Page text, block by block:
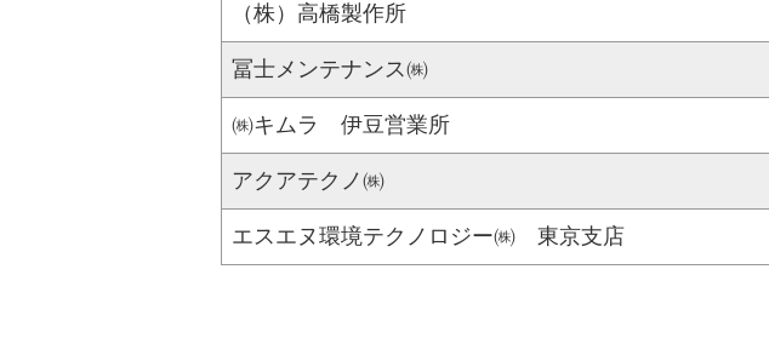
（株）高橋製作所
冨士メンテナンス㈱
㈱キムラ 伊豆営業所
アクアテクノ㈱
エスエヌ環境テクノロジー㈱ 東京支店